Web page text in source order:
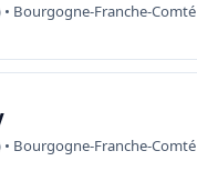
Bourgogne-Franche-Comté
Bourgogne-Franche-Comté